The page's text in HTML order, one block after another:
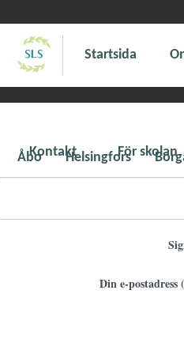
Startsida
Åbo Helsingfors
Kontakt För skolan
Din e-postadress